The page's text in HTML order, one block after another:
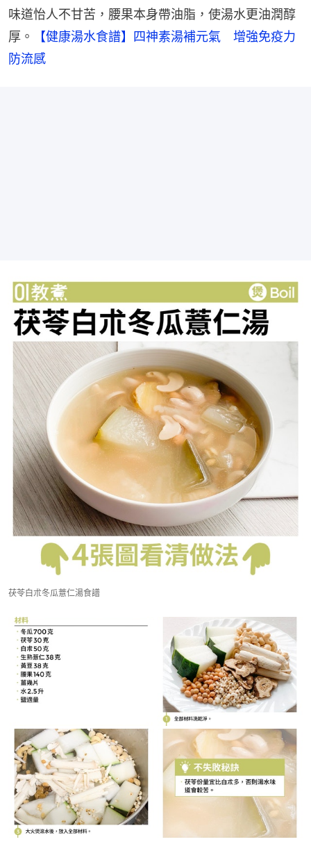
味道怡人不甘苦，腰果本身帶油脂，使湯水更油潤醇
厚。
【健康湯水食譜】四神素湯補元氣　增強免疫力
防流感
茯苓白朮冬瓜薏仁湯食譜